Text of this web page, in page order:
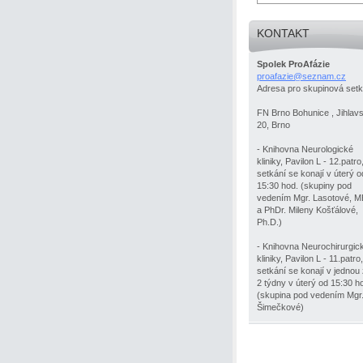
KONTAKT
Spolek ProAfázie
proafazie@seznam .cz
Adresa pro skupinová
FN Brno Bohunice ,
20, Brno
- Knihovna Neurologické
kliniky, Pavilon L - 12.patro,
setkání se konají v úterý
15:30 hod. (skupiny pod
vedením Mgr. Lasotové,
a PhDr. Mileny Košťálové,
Ph.D.)
- Knihovna
kliniky, Pavilon L - 11.patro,
setkání se konají v jednou
2 týdny v úterý od 15:30
(skupina pod vedením Mgr.
Šimečkové)